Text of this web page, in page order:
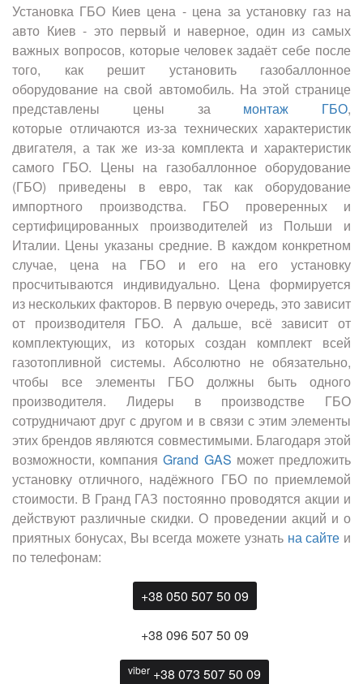
Установка ГБО Киев цена - цена за установку газ на
авто Киев - это первый и наверное, один из самых
важных вопросов, которые человек задаёт себе после
того, как решит установить газобаллонное
оборудование на свой автомобиль. На этой странице
представлены цены за монтаж ГБО,
которые отличаются из-за технических характеристик
двигателя, а так же из-за комплекта и характеристик
самого ГБО. Цены на газобаллонное оборудование
(ГБО) приведены в евро, так как оборудование
импортного производства. ГБО проверенных и
сертифицированных производителей из Польши и
Италии. Цены указаны средние. В каждом конкретном
случае, цена на ГБО и его на его установку
просчитываются индивидуально. Цена формируется
из нескольких факторов. В первую очередь, это зависит
от производителя ГБО. А дальше, всё зависит от
комплектующих, из которых создан комплект всей
газотопливной системы. Абсолютно не обязательно,
чтобы все элементы ГБО должны быть одного
производителя. Лидеры в производстве ГБО
сотрудничают друг с другом и в связи с этим элементы
этих брендов являются совместимыми. Благодаря этой
возможности, компанияGrand GAS может предложить
установку отличного, надёжного ГБО по приемлемой
стоимости. В Гранд ГАЗ постоянно проводятся акции и
действуют различные скидки. О проведении акций и о
приятных бонусах, Вы всегда можете узнать на сайте и
по телефонам:
+38 050 507 50 09
+38 096 507 50 09
viber +38 073 507 50 09